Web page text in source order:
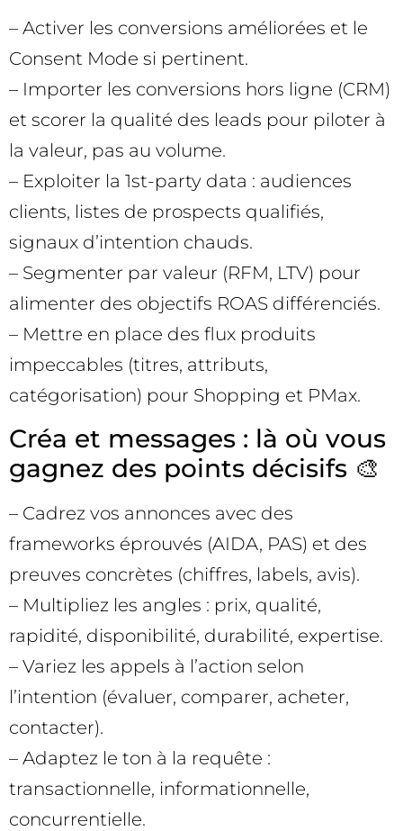
– Activer les conversions améliorées et le
Consent Mode si pertinent.
– Importer les conversions hors ligne (CRM)
et scorer la qualité des leads pour piloter à
la valeur, pas au volume.
– Exploiter la 1st-party data : audiences
clients, listes de prospects qualifiés,
signaux d’intention chauds.
– Segmenter par valeur (RFM, LTV) pour
alimenter des objectifs ROAS différenciés.
– Mettre en place des flux produits
impeccables (titres, attributs,
catégorisation) pour Shopping et PMax.
Créa et messages : là où vous
gagnez des points décisifs 🎨
– Cadrez vos annonces avec des
frameworks éprouvés (AIDA, PAS) et des
preuves concrètes (chiffres, labels, avis).
– Multipliez les angles : prix, qualité,
rapidité, disponibilité, durabilité, expertise.
– Variez les appels à l’action selon
l’intention (évaluer, comparer, acheter,
contacter).
– Adaptez le ton à la requête :
transactionnelle, informationnelle,
concurrentielle.